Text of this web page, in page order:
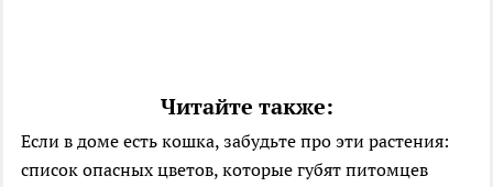
Читайте также:
Если в доме есть кошка, забудьте про эти растения:
список опасных цветов, которые губят питомцев